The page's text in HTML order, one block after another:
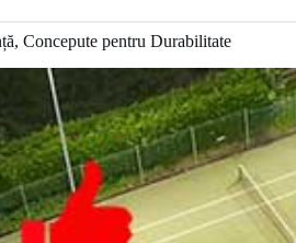
Concepute pentru Durabilitate